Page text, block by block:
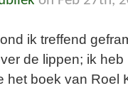
ik treffend
de lippen; ik heb
het boek van Roel